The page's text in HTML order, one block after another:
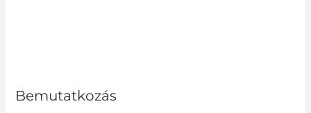
Bemutatkozás